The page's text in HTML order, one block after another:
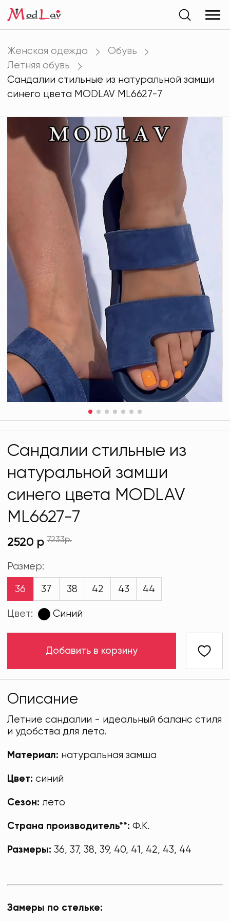
Женская одежда
Обувь
Летняя обувь
Сандалии стильные из натуральной замши
синего цвета MODLAV ML6627-7
Сандалии стильные из
натуральной замши
синего цвета MODLAV
ML6627-7
2520 р 7233р.
Размер:
36 37 38 42 43 44
Цвет: Синий
Добавить в корзину
Описание
Летние сандалии - идеальный баланс стиля
и удобства для лета.
Материал: натуральная замша
Цвет: синий
Сезон: лето
Страна производитель**: Ф.К.
Размеры: 36, 37, 38, 39, 40, 41, 42, 43, 44
Замеры по стельке: